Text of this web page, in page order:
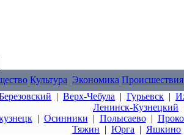
Культура Экономика Происшествия
| Верх-Чебула | Гурьевск |
Ленинск-Кузнецкий
| Осинники | Полысаево|
Тяжин | Юрга | Яшкино